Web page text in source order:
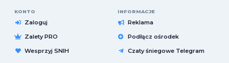
KONTO
Zaloguj
Zalety PRO
Wesprzyj SNIH
INFORMACJE
Reklama
Podłącz ośrodek
Czaty śniegowe Telegram